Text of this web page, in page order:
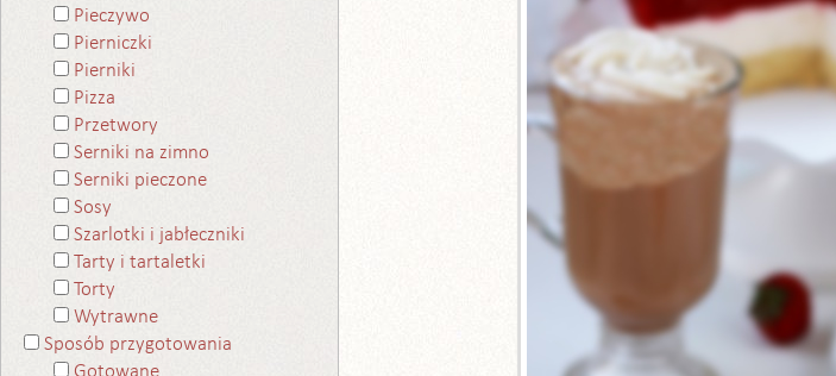
Pieczywo
Pierniczki
Pierniki
Pizza
Przetwory
Serniki na zimno
Serniki pieczone
Sosy
Szarlotki i jabłeczniki
Tarty i tartaletki
Torty
Wytrawne
Sposób przygotowania
Gotowane